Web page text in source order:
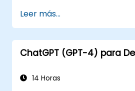
riesgos
Preparar tu área de
Leer más...
ChatGPT (GPT-4) para
14 Horas